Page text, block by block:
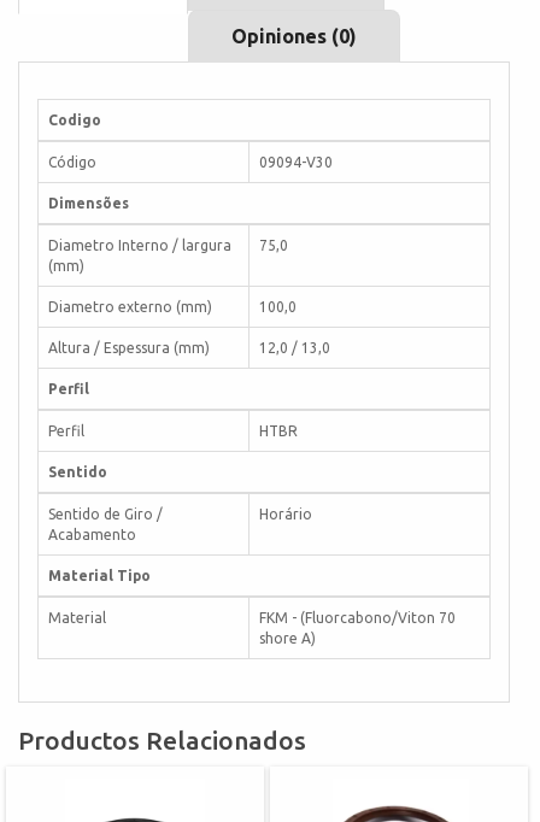
Opiniones (0)
Codigo
Código 09094-V30
Dimensões
Diametro Interno / largura
(mm)
75,0
Diametro externo (mm) 100,0
Altura / Espessura (mm) 12,0 / 13,0
Perfil
Perfil HTBR
Sentido
Sentido de Giro /
Acabamento
Horário
Material Tipo
Material
FKM - (Fluorcabono/Viton 70
shore A)
Productos Relacionados